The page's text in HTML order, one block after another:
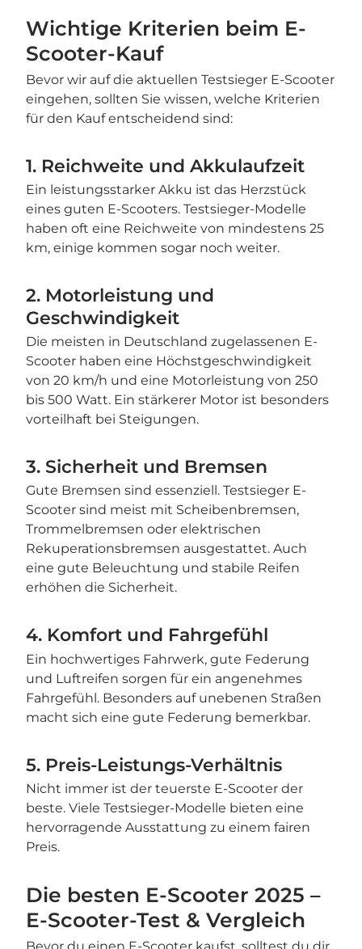
Wichtige Kriterien beim E-
Scooter-Kauf
Bevor wir auf die aktuellen Testsieger E-Scooter
eingehen, sollten Sie wissen, welche Kriterien
für den Kauf entscheidend sind:
1. Reichweite und Akkulaufzeit
Ein leistungsstarker Akku ist das Herzstück
eines guten E-Scooters. Testsieger-Modelle
haben oft eine Reichweite von mindestens 25
km, einige kommen sogar noch weiter.
2. Motorleistung und
Geschwindigkeit
Die meisten in Deutschland zugelassenen E-
Scooter haben eine Höchstgeschwindigkeit
von 20 km/h und eine Motorleistung von 250
bis 500 Watt. Ein stärkerer Motor ist besonders
vorteilhaft bei Steigungen.
3. Sicherheit und Bremsen
Gute Bremsen sind essenziell. Testsieger E-
Scooter sind meist mit Scheibenbremsen,
Trommelbremsen oder elektrischen
Rekuperationsbremsen ausgestattet. Auch
eine gute Beleuchtung und stabile Reifen
erhöhen die Sicherheit.
4. Komfort und Fahrgefühl
Ein hochwertiges Fahrwerk, gute Federung
und Luftreifen sorgen für ein angenehmes
Fahrgefühl. Besonders auf unebenen Straßen
macht sich eine gute Federung bemerkbar.
5. Preis-Leistungs-Verhältnis
Nicht immer ist der teuerste E-Scooter der
beste. Viele Testsieger-Modelle bieten eine
hervorragende Ausstattung zu einem fairen
Preis.
Die besten E-Scooter 2025 –
E-Scooter-Test & Vergleich